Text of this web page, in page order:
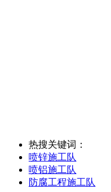
热搜关键词：
喷锌施工队
喷铝施工队
防腐工程施工队